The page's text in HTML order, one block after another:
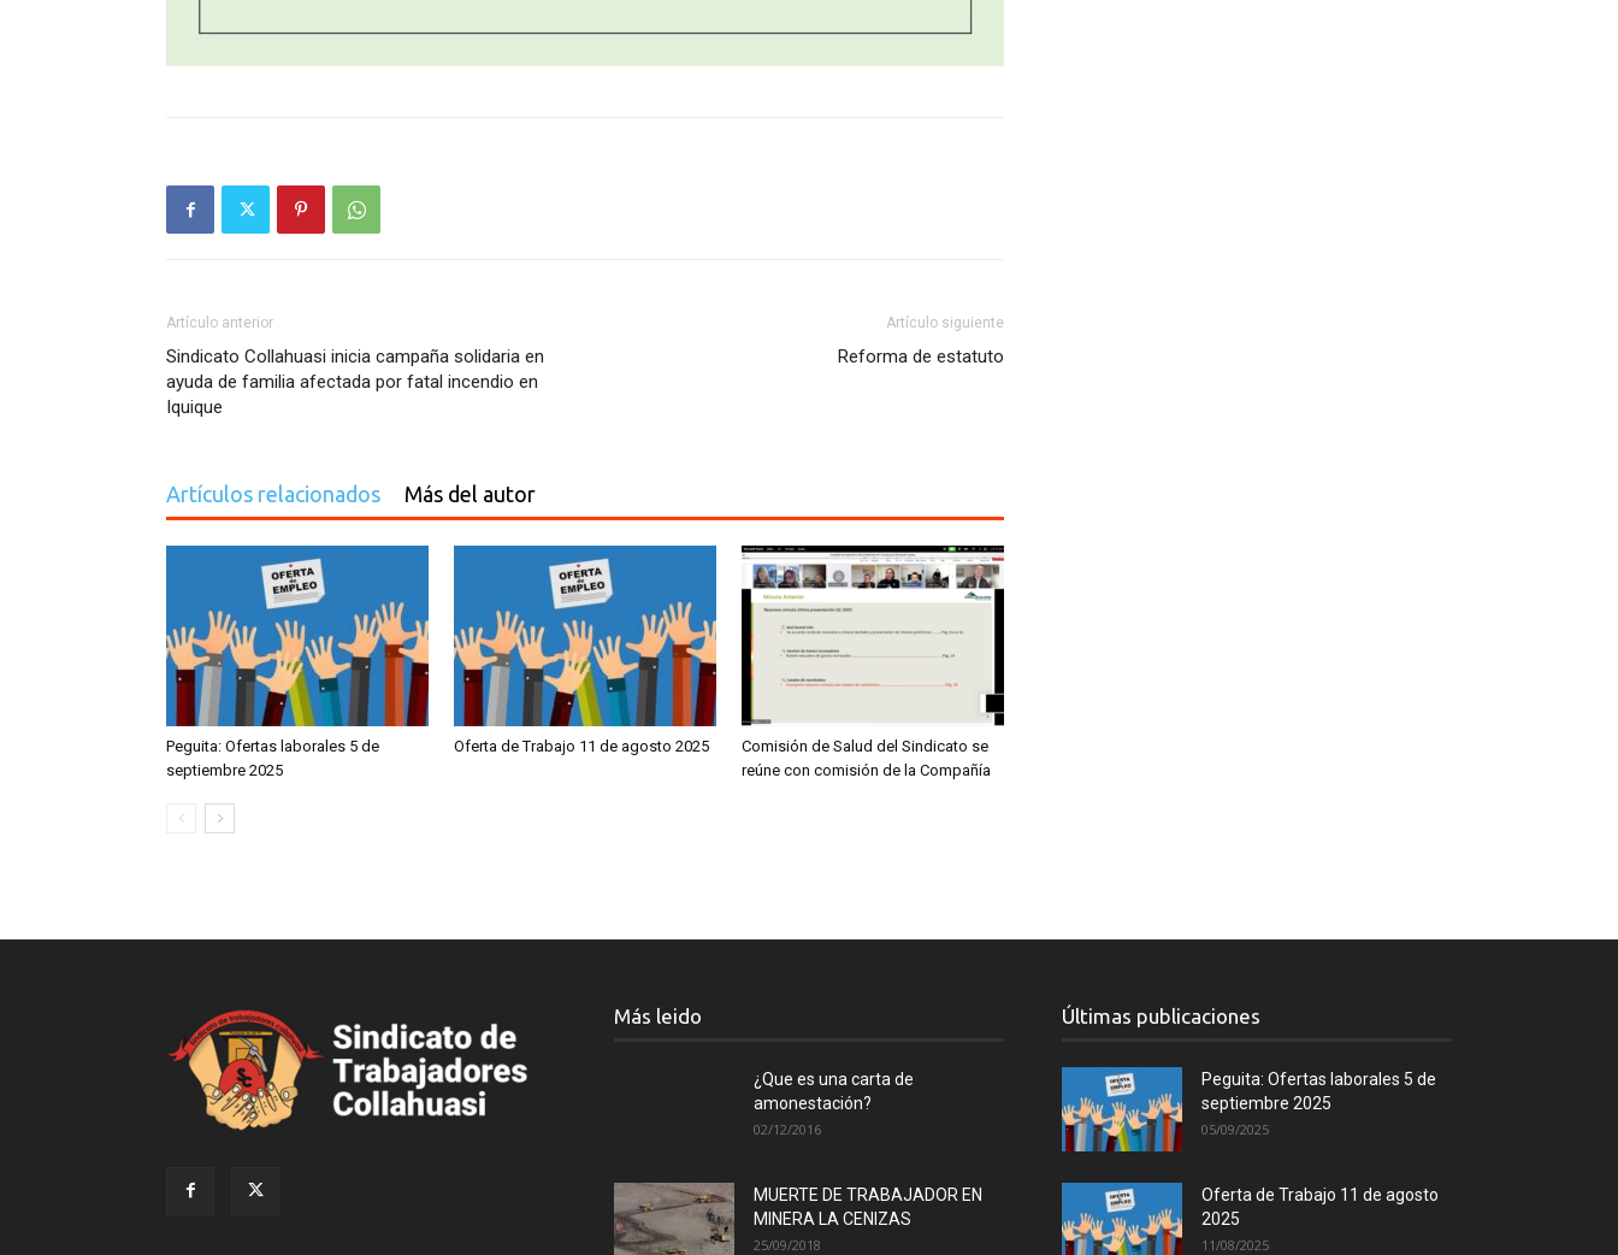
Artículo anterior
Sindicato Collahuasi inicia campaña solidaria en
ayuda de familia afectada por fatal incendio en
Iquique
Artículo siguiente
Reforma de estatuto
Artículos relacionados Más del autor
Peguita: Ofertas laborales 5 de
septiembre 2025
Oferta de Trabajo 11 de agosto 2025
Comisión de Salud del Sindicato se
reúne con comisión de la Compañía
Más leido
¿Que es una carta de
amonestación?
02/12/2016
MUERTE DE TRABAJADOR EN
MINERA LA CENIZAS
25/09/2018
Últimas publicaciones
Peguita: Ofertas laborales 5 de
septiembre 2025
05/09/2025
Oferta de Trabajo 11 de agosto
2025
11/08/2025